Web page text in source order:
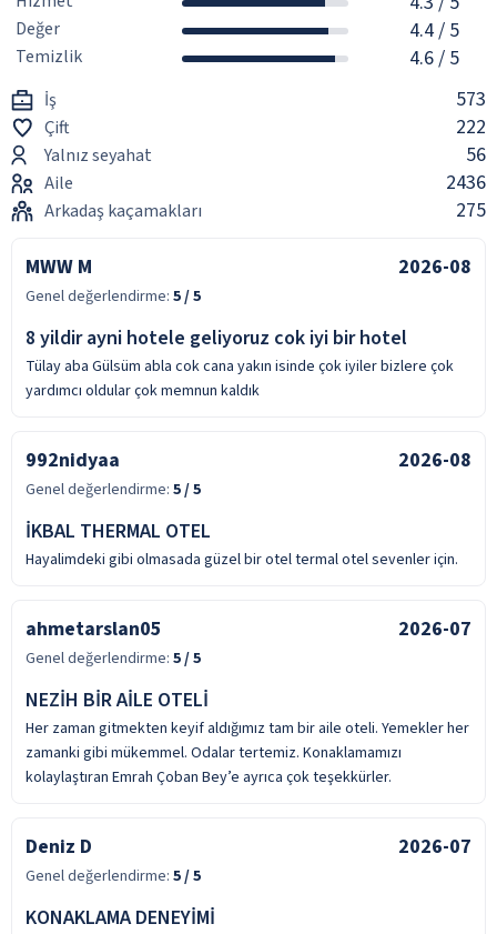
Değer 4.4/ 5
Temizlik 4.6/ 5
İş 573
Çift 222
Yalnız seyahat 56
Aile 2436
Arkadaş kaçamakları 275
MWW M 2026-08
Genel değerlendirme: 5/ 5
8 yildir ayni hotele geliyoruz cok iyi bir hotel
Tülay aba Gülsüm abla cok cana yakın isinde çok iyiler bizlere çok
yardımcı oldular çok memnun kaldık
992nidyaa 2026-08
Genel değerlendirme: 5/ 5
İKBAL THERMAL OTEL
Hayalimdeki gibi olmasada güzel bir otel termal otel sevenler için.
ahmetarslan05 2026-07
Genel değerlendirme: 5/ 5
NEZİH BİR AİLE OTELİ
Her zaman gitmekten keyif aldığımız tam bir aile oteli. Yemekler her
zamanki gibi mükemmel. Odalar tertemiz. Konaklamamızı
kolaylaştıran Emrah Çoban Bey’e ayrıca çok teşekkürler.
Deniz D 2026-07
Genel değerlendirme: 5/ 5
KONAKLAMA DENEYİMİ